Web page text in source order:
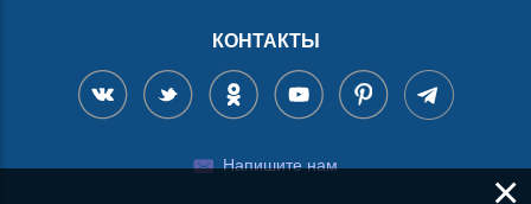
КОНТАКТЫ
Напишите нам
×